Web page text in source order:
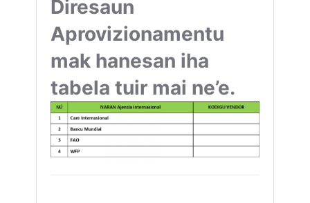
Diresaun
Aprovizionamentu
mak hanesan iha
tabela tuir mai ne’e.